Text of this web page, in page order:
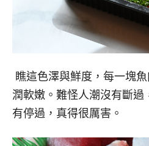
瞧這色澤與鮮度，每一塊
潤軟嫩。難怪人潮沒有斷過
有停過，真得很厲害。